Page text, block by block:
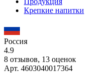
Крепкие напитки
Россия
4.9
8 отзывов, 13 оценок
Арт. 4603040017364